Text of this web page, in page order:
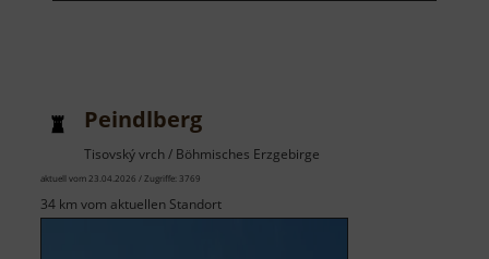
Peindlberg
Tisovský vrch / Böhmisches Erzgebirge
aktuell vom 23.04.2026 / Zugriffe: 3769
34 km vom aktuellen Standort